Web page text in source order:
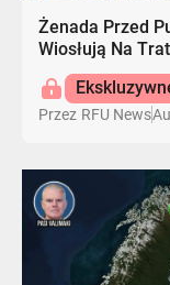
Żenada Przed
Wiosłują Na
Przez RFU News